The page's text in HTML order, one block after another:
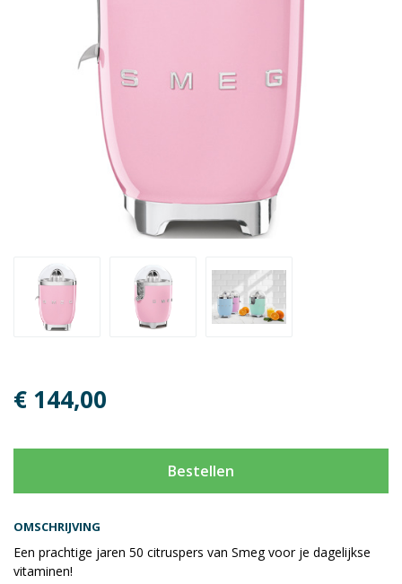
OMSCHRIJVING
Een prachtige jaren 50 citruspers van Smeg voor je dagelijkse
vitaminen!
€ 144,00
Bestellen